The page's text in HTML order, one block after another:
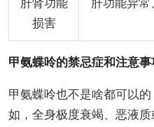
肝肾功能
损害
肝功能异
甲氨蝶呤的禁忌症和注意事
甲氨蝶呤也不是啥都可以
如，全身极度衰竭、恶液质